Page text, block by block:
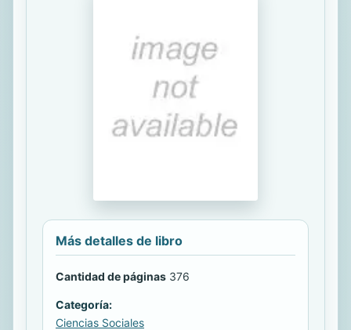
Más detalles de libro
Cantidad de páginas 376
Categoría:
Ciencias Sociales